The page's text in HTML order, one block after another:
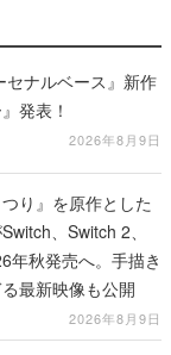
セナルベース』新作
発表！
2026年8月9日
り』を原作とした
、Switch 2、
年秋発売へ。手描き
最新映像も公開
2026年8月9日